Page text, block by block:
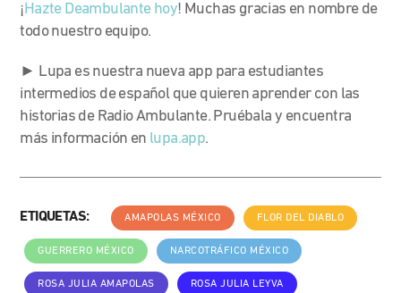
¡Hazte Deambulante hoy! Muchas gracias en nombre de
todo nuestro equipo.
► Lupa es nuestra nueva app para estudiantes
intermedios de español que quieren aprender con las
historias de Radio Ambulante. Pruébala y encuentra
más información en lupa.app.
ETIQUETAS: AMAPOLAS MÉXICO FLOR DEL DIABLO
GUERRERO MÉXICO NARCOTRÁFICO MÉXICO
ROSA JULIA AMAPOLAS ROSA JULIA LEYVA